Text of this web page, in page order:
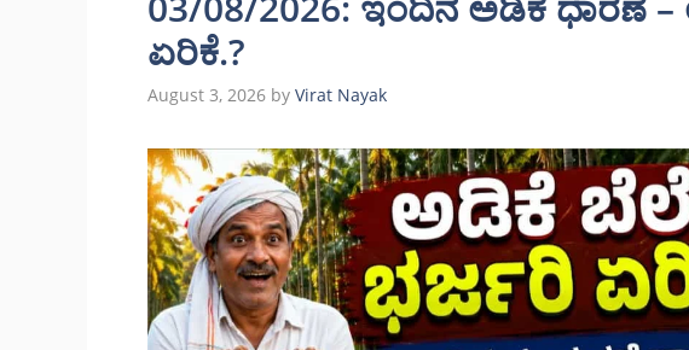
ಏರಿಕೆ.?
August 3, 2026 by Virat Nayak